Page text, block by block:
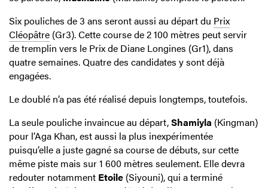
Six pouliches de 3 ans seront aussi au départ du Prix
Cléopâtre (Gr3). Cette course de 2 100 mètres peut servir
de tremplin vers le Prix de Diane Longines (Gr1), dans
quatre semaines. Quatre des candidates y sont déjà
engagées.
Le doublé n’a pas été réalisé depuis longtemps, toutefois.
La seule pouliche invaincue au départ,Shamiyla (Kingman)
pour l’Aga Khan, est aussi la plus inexpérimentée
puisqu’elle a juste gagné sa course de débuts, sur cette
même piste mais sur 1 600 mètres seulement. Elle devra
redouter notamment Etoile (Siyouni), qui a terminé